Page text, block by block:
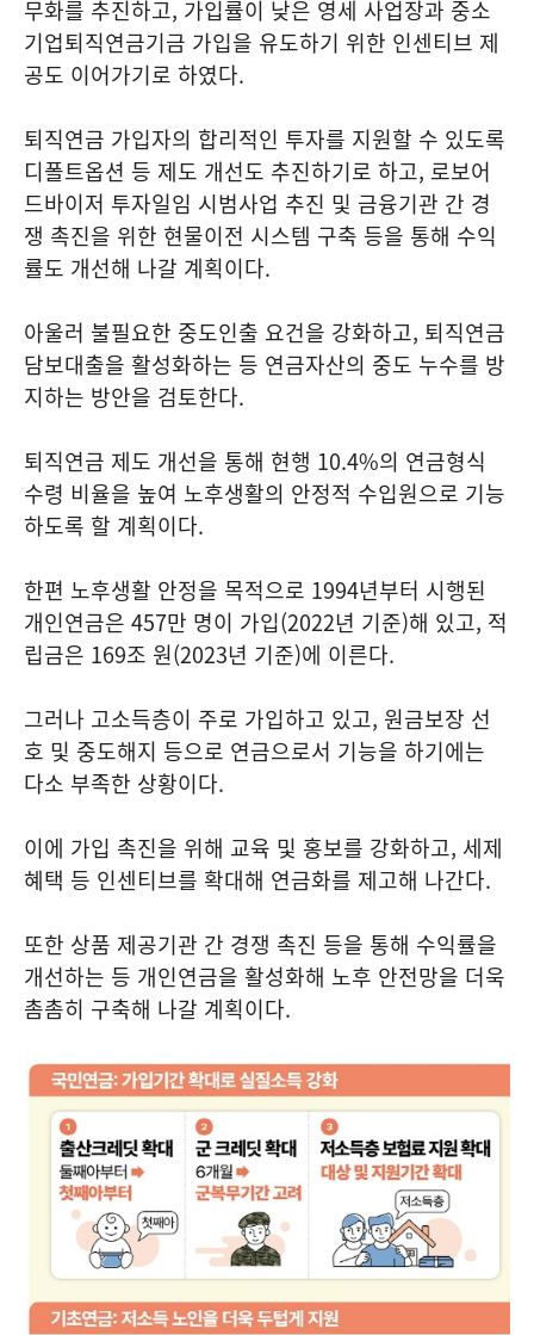
무화를 추진하고, 가입률이 낮은 영세 사업장과 중소
기업퇴직연금기금 가입을 유도하기 위한 인센티브 제
공도 이어가기로 하였다.
퇴직연금 가입자의 합리적인 투자를 지원할 수 있도록
디폴트옵션 등 제도 개선도 추진하기로 하고, 로보어
드바이저 투자일임 시범사업 추진 및 금융기관 간 경
쟁 촉진을 위한 현물이전 시스템 구축 등을 통해 수익
률도 개선해 나갈 계획이다.
아울러 불필요한 중도인출 요건을 강화하고, 퇴직연금
담보대출을 활성화하는 등 연금자산의 중도 누수를 방
지하는 방안을 검토한다.
퇴직연금 제도 개선을 통해 현행 10.4%의 연금형식
수령 비율을 높여 노후생활의 안정적 수입원으로 기능
하도록 할 계획이다.
한편 노후생활 안정을 목적으로 1994년부터 시행된
개인연금은 457만 명이 가입(2022년 기준)해 있고, 적
립금은 169조 원(2023년 기준)에 이른다.
그러나 고소득층이 주로 가입하고 있고, 원금보장 선
호 및 중도해지 등으로 연금으로서 기능을 하기에는
다소 부족한 상황이다.
이에 가입 촉진을 위해 교육 및 홍보를 강화하고, 세제
혜택 등 인센티브를 확대해 연금화를 제고해 나간다.
또한 상품 제공기관 간 경쟁 촉진 등을 통해 수익률을
개선하는 등 개인연금을 활성화해 노후 안전망을 더욱
촘촘히 구축해 나갈 계획이다.